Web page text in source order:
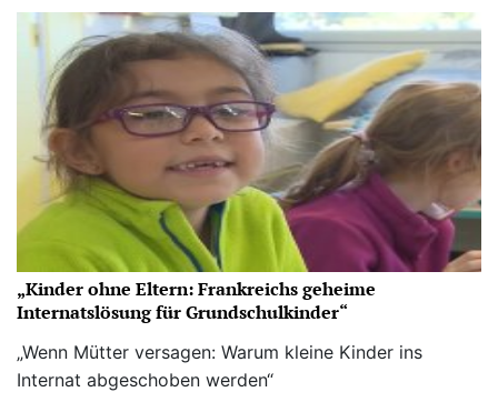
„Kinder ohne Eltern: Frankreichs geheime
Internatslösung für Grundschulkinder“
„Wenn Mütter versagen: Warum kleine Kinder ins
Internat abgeschoben werden“